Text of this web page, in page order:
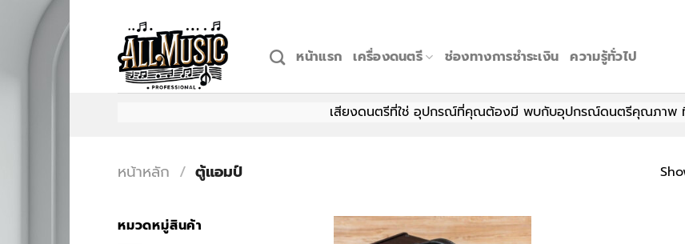
to
หน้าแรก เครื่องดนตรี ช่องทางการชำระเงิน ความรู้ทั่วไป
เสียงดนตรีที่ใช่ อุปกรณ์ที่คุณต้องมี พบกับอุปกรณ์ดนตรีคุณภาพ ที่ร้านขอ
หน้าหลัก / ตู้แอมป์
หมวดหมู่สินค้า